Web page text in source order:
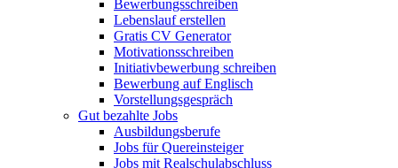
Bewerbungsschreiben
Lebenslauf erstellen
Gratis CV Generator
Motivationsschreiben
Initiativbewerbung schreiben
Bewerbung auf Englisch
Vorstellungsgespräch
Gut bezahlte Jobs
Ausbildungsberufe
Jobs für Quereinsteiger
Jobs mit Realschulabschluss